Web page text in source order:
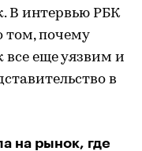
В интервью РБК
том, почему
еще уязвим и
в
на рынок, где